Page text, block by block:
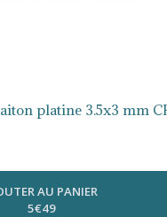
platine 3.5x3 mm
AU PANIER
5€49